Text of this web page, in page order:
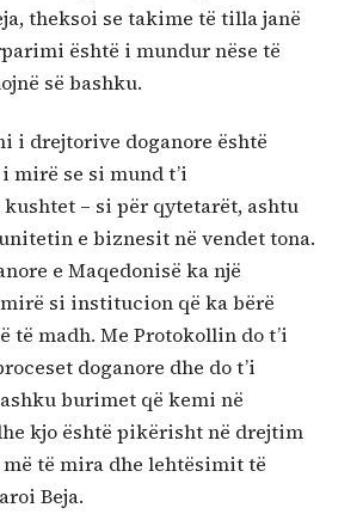
theksoi se takime të tilla janë
është i mundur nëse të
së bashku.
i drejtorive doganore është
mirë se si mund t’i
– si për qytetarët, ashtu
e biznesit në vendet tona.
e Maqedonisë ka një
si institucion që ka bërë
të madh. Me Protokollin do t’i
doganore dhe do t’i
burimet që kemi në
kjo është pikërisht në drejtim
të mira dhe lehtësimit të
Beja.